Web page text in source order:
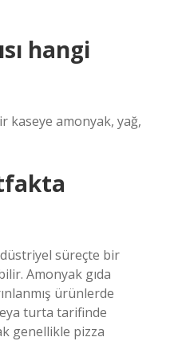
hangi
kaseye amonyak, yağ,
süreçte bir
Amonyak gıda
ürünlerde
turta tarifinde
genellikle pizza